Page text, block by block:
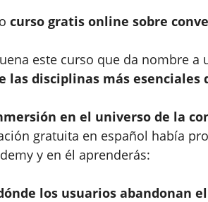
curso gratis online sobre
este curso que da nombre a
las disciplinas más
en el universo de la
gratuita en español había
y en él aprenderás:
los usuarios abandonan